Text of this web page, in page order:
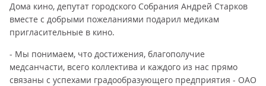
Дома кино, депутат городского Собрания Андрей Старков
вместе с добрыми пожеланиями подарил медикам
пригласительные в кино.
- Мы понимаем, что достижения, благополучие
медсанчасти, всего коллектива и каждого из нас прямо
связаны с успехами градообразующего предприятия - ОАО